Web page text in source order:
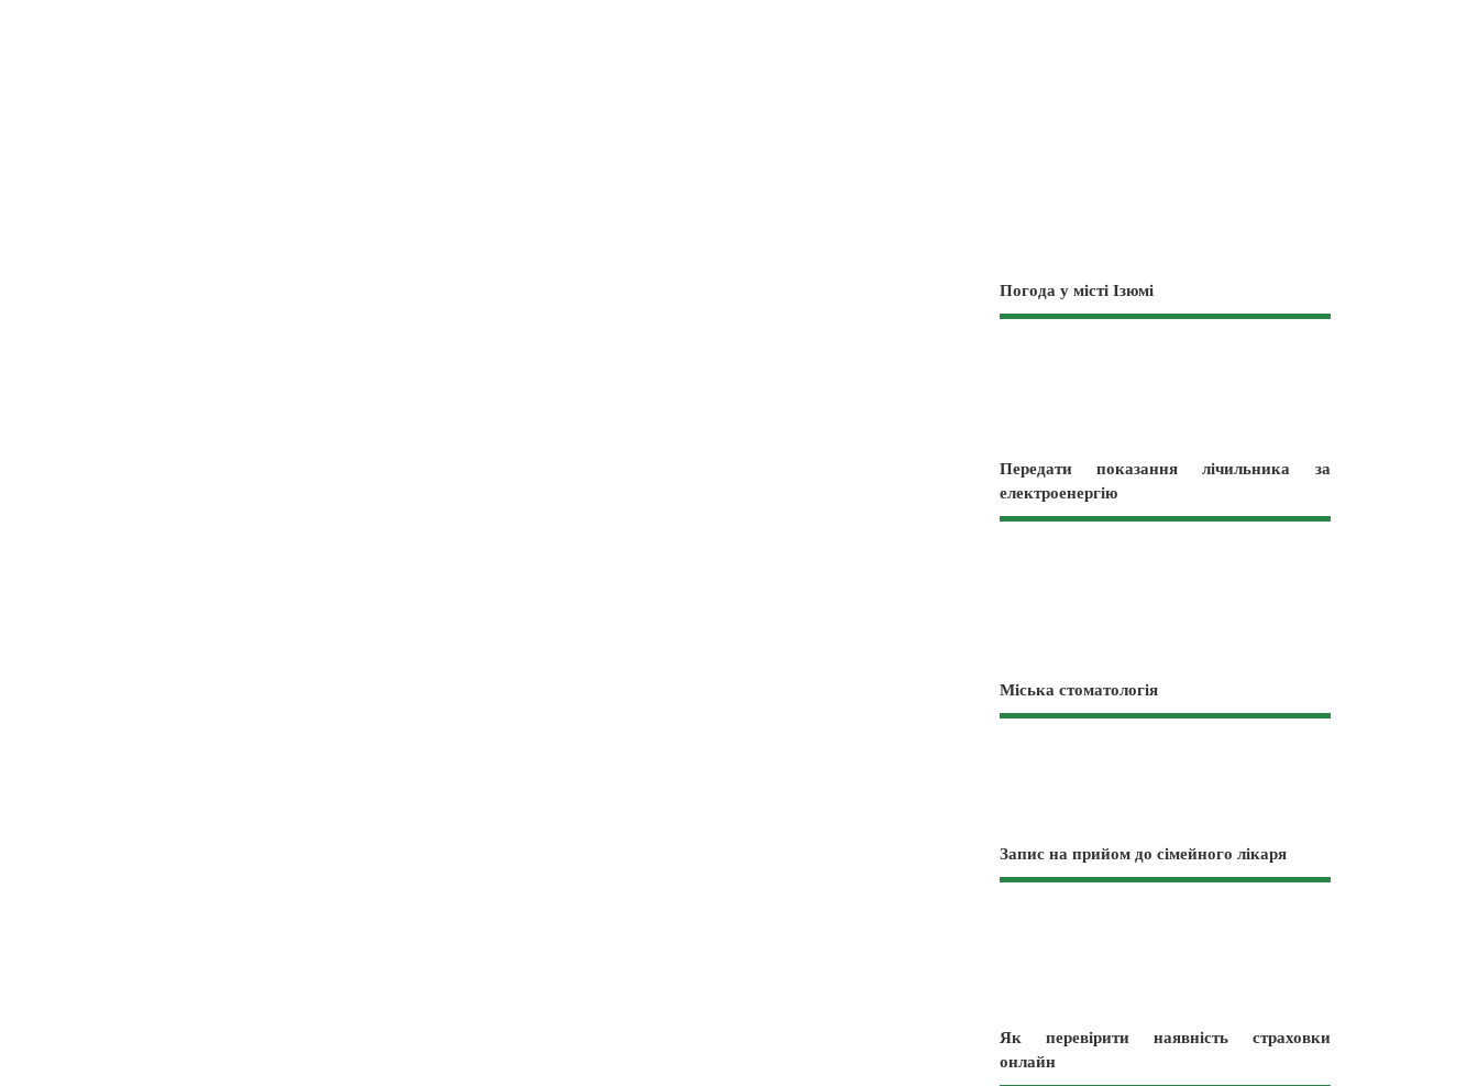
Погода у місті Ізюмі
Передати показання лічильника за
електроенергію
Міська стоматологія
Запис на прийом до сімейного лікаря
Як перевірити наявність страховки
онлайн